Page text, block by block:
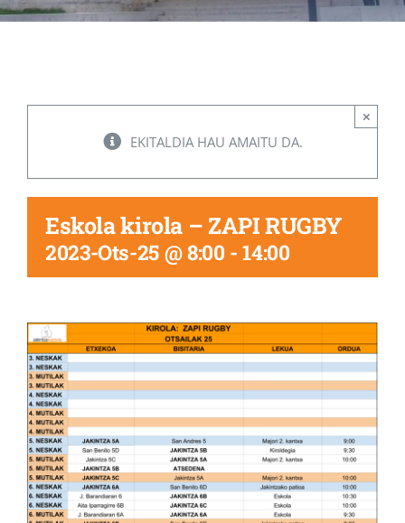
EKITALDIA HAU AMAITU DA.
×
Eskola kirola – ZAPI RUGBY
2023-Ots-25 @ 8:00 -14:00